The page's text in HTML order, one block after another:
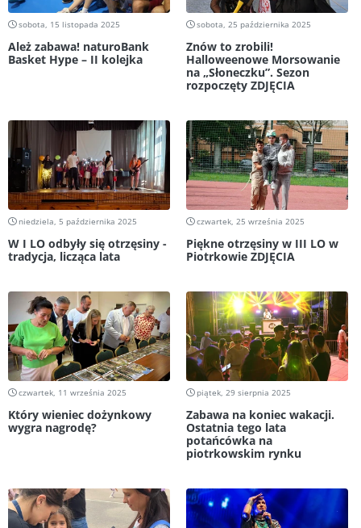
sobota, 15 listopada 2025
Ależ zabawa! naturoBank
Basket Hype – II kolejka
sobota, 25 października 2025
Znów to zrobili!
Halloweenowe Morsowanie
na „Słoneczku”. Sezon
rozpoczęty ZDJĘCIA
niedziela, 5 października 2025
W I LO odbyły się otrzęsiny -
tradycja, licząca lata
czwartek, 25 września 2025
Piękne otrzęsiny w III LO w
Piotrkowie ZDJĘCIA
czwartek, 11 września 2025
Który wieniec dożynkowy
wygra nagrodę?
piątek, 29 sierpnia 2025
Zabawa na koniec wakacji.
Ostatnia tego lata
potańcówka na
piotrkowskim rynku